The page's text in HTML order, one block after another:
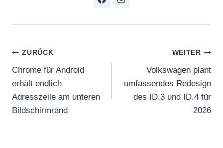
Beitragsnavigation
ZURÜCK
Chrome für Android
erhält endlich
Adresszeile am unteren
Bildschirmrand
WEITER
Volkswagen plant
umfassendes Redesign
des ID.3 und ID.4 für
2026